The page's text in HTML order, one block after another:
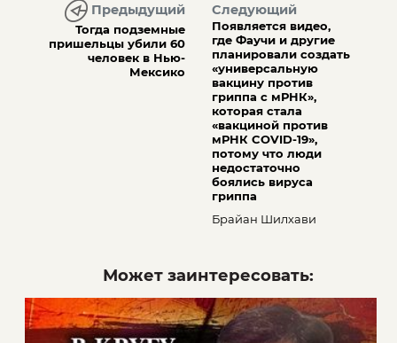
Предыдущий
Тогда подземные
пришельцы убили 60
человек в Нью-
Мексико
Следующий
Появляется видео,
где Фаучи и другие
планировали создать
«универсальную
вакцину против
гриппа с мРНК»,
которая стала
«вакциной против
мРНК COVID-19»,
потому что люди
недостаточно
боялись вируса
гриппа
Брайан Шилхави
Может заинтересовать: